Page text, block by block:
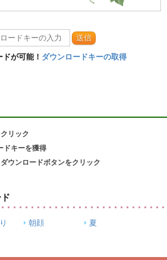
送信
が可能！ ダウンロードキーの取得
リック
ドキーを獲得
ウンロードボタンをクリック
朝顔
夏